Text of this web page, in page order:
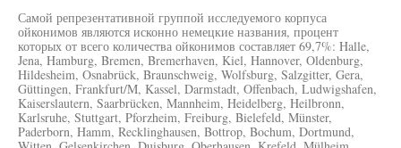
Самой репрезентативной группой исследуемого корпуса
ойконимов являются исконно немецкие названия, процент
которых от всего количества ойконимов составляет 69,7%: Halle,
Jena, Hamburg, Bremen, Bremerhaven, Kiel, Hannover, Oldenburg,
Hildesheim, Osnabrück, Braunschweig, Wolfsburg, Salzgitter, Gera,
Güttingen, Frankfurt/M, Kassel, Darmstadt, Offenbach, Ludwigshafen,
Kaiserslautern, Saarbrücken, Mannheim, Heidelberg, Heilbronn,
Karlsruhe, Stuttgart, Pforzheim, Freiburg, Bielefeld, Münster,
Paderborn, Hamm, Recklinghausen, Bottrop, Bochum, Dortmund,